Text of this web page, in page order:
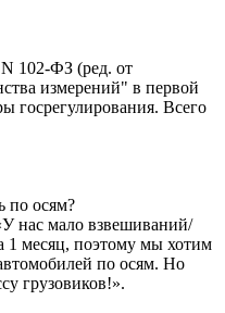
102-ФЗ (ред. от
измерений" в первой
госрегулирования. Всего
по осям?
нас мало взвешиваний/
1 месяц, поэтому мы хотим
по осям. Но
грузовиков!».